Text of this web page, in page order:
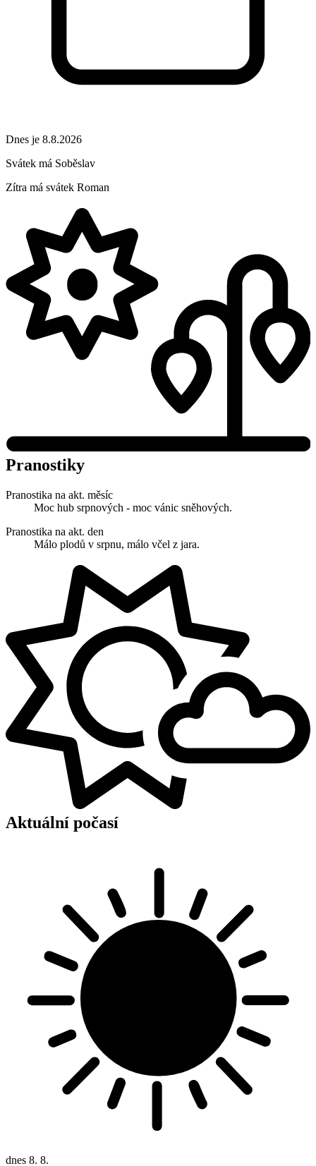
Dnes je 8.8.2026
Svátek má Soběslav
Zítra má svátek Roman
Pranostiky
Pranostika na akt. měsíc
Moc hub srpnových - moc vánic sněhových.
Pranostika na akt. den
Málo plodů v srpnu, málo včel z jara.
Aktuální počasí
dnes 8. 8.